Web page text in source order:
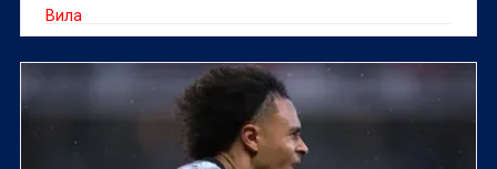
Вила